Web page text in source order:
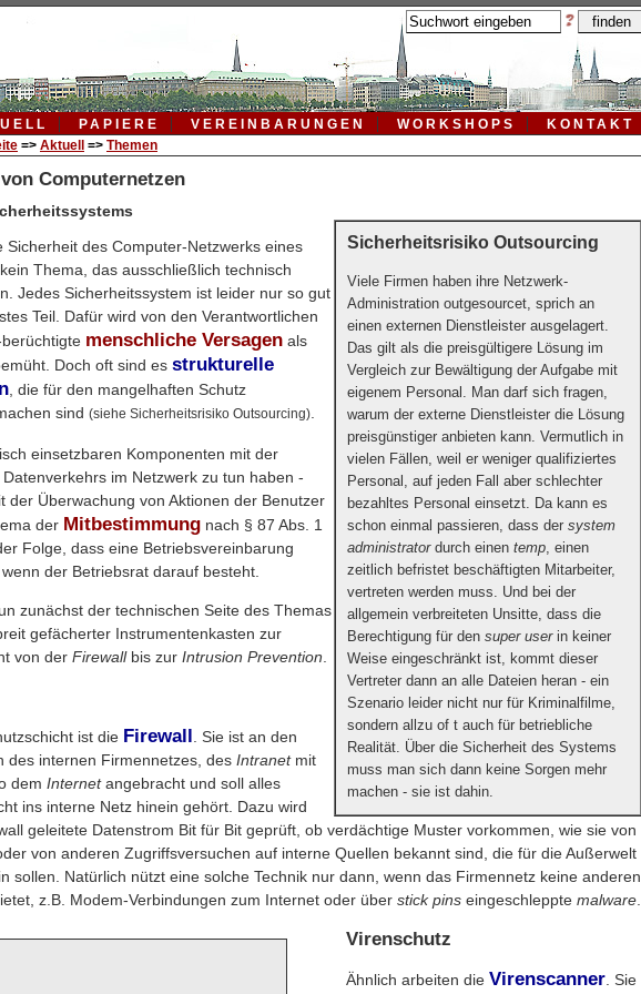
PAPIERE VEREINBARUNGEN WORKSHOPS
KONTAKT
=> Aktuell => Themen
Computernetzen
Sicherheitsrisiko Outsourcing
Viele Firmen haben ihre Netzwerk-
Administration outgesourcet, sprich an
einen externen Dienstleister ausgelagert.
Das gilt als die preisgültigere Lösung im
Vergleich zur Bewältigung der Aufgabe mit
eigenem Personal. Man darf sich fragen,
warum der externe Dienstleister die Lösung
preisgünstiger anbieten kann. Vermutlich in
vielen Fällen, weil er weniger qualifiziertes
Personal, auf jeden Fall aber schlechter
bezahltes Personal einsetzt. Da kann es
schon einmal passieren, dass der system
administrator durch einen temp, einen
zeitlich befristet beschäftigten Mitarbeiter,
vertreten werden muss. Und bei der
allgemein verbreiteten Unsitte, dass die
Berechtigung für den super userin keiner
Weise eingeschränkt ist, kommt dieser
Vertreter dann an alle Dateien heran - ein
Szenario leider nicht nur für Kriminalfilme,
sondern allzu of t auch für betriebliche
Realität. Über die Sicherheit des Systems
muss man sich dann keine Sorgen mehr
machen - sie ist dahin.
Sicherheit des Computer-Netzwerks eines
Thema, das ausschließlich technisch
Jedes Sicherheitssystem ist leider nur so gut
Teil. Dafür wird von den Verantwortlichen
menschliche Versagen als
Doch oft sind es strukturelle
, die für den mangelhaften Schutz
sind (siehe Sicherheitsrisiko Outsourcing).
einsetzbaren Komponenten mit der
im Netzwerk zu tun haben -
der Überwachung von Aktionen der Benutzer
der Mitbestimmung nach § 87 Abs. 1
Folge, dass eine Betriebsvereinbarung
der Betriebsrat darauf besteht.
zunächst der technischen Seite des Themas
gefächerter Instrumentenkasten zur
von der Firewallbis zur Intrusion Prevention
ist die Firewall . Sie ist an den
des internen Firmennetzes, des Intranetmit
dem Internetangebracht und soll alles
ins interne Netz hinein gehört. Dazu wird
geleitete Datenstrom Bit für Bit geprüft, ob verdächtige Muster vorkommen, wie sie von
von anderen Zugriffsversuchen auf interne Quellen bekannt sind, die für die Außerwelt
sollen. Natürlich nützt eine solche Technik nur dann, wenn das Firmennetz keine anderen
z.B. Modem-Verbindungen zum Internet oder über stick pins eingeschleppte malware
Virenschutz
Ähnlich arbeiten die Virenscanner . Sie